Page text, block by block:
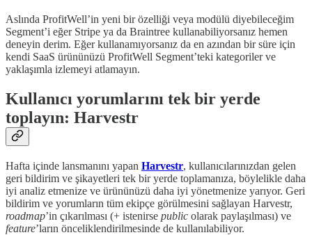
Aslında ProfitWell’in yeni bir özelliği veya modülü diyebileceğim
Segment’i eğer Stripe ya da Braintree kullanabiliyorsanız hemen
deneyin derim. Eğer kullanamıyorsanız da en azından bir süre için
kendi SaaS ürününüzü ProfitWell Segment’teki kategoriler ve
yaklaşımla izlemeyi atlamayın.
Kullanıcı yorumlarını tek bir yerde
toplayın: Harvestr
Hafta içinde lansmanını yapan Harvestr, kullanıcılarınızdan gelen
geri bildirim ve şikayetleri tek bir yerde toplamanıza, böylelikle daha
iyi analiz etmenize ve ürününüzü daha iyi yönetmenize yarıyor. Geri
bildirim ve yorumların tüm ekipçe görülmesini sağlayan Harvestr,
roadmap’in çıkarılması (+ istenirse public olarak paylaşılması) ve
feature’ların önceliklendirilmesinde de kullanılabiliyor.